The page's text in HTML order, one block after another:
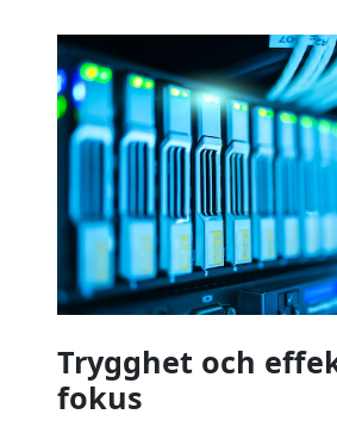
Trygghet och
fokus